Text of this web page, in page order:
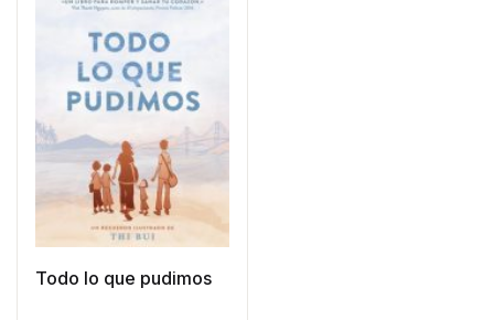
Todo lo que pudimos